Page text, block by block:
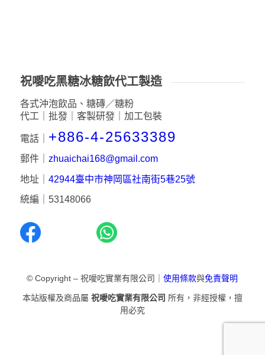
祝噯吃黑糖冰糖飲代工製造
各式沖泡飲品、糖磚／糖粉
代工｜批發｜客製研發｜加工包裝
電話｜ +886-4-25633389
郵件｜ zhuaichai168@gmail.com
地址｜ 42944臺中市神岡區社南街5巷25號
統編｜53148066
© Copyright – 祝噯吃實業有限公司｜使用條款與免責聲明
本站版權及商品屬 祝噯吃實業有限公司 所有，非經授權，擅
用必究